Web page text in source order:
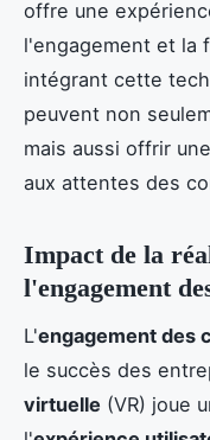
offre une
l'engagement et la
intégrant cette
peuvent non
mais aussi offrir
aux attentes des
Impact de la
l'engagement
L'engagement des
le succès des
virtuelle (VR) joue